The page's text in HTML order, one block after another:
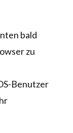
bald
zu
Benutzer